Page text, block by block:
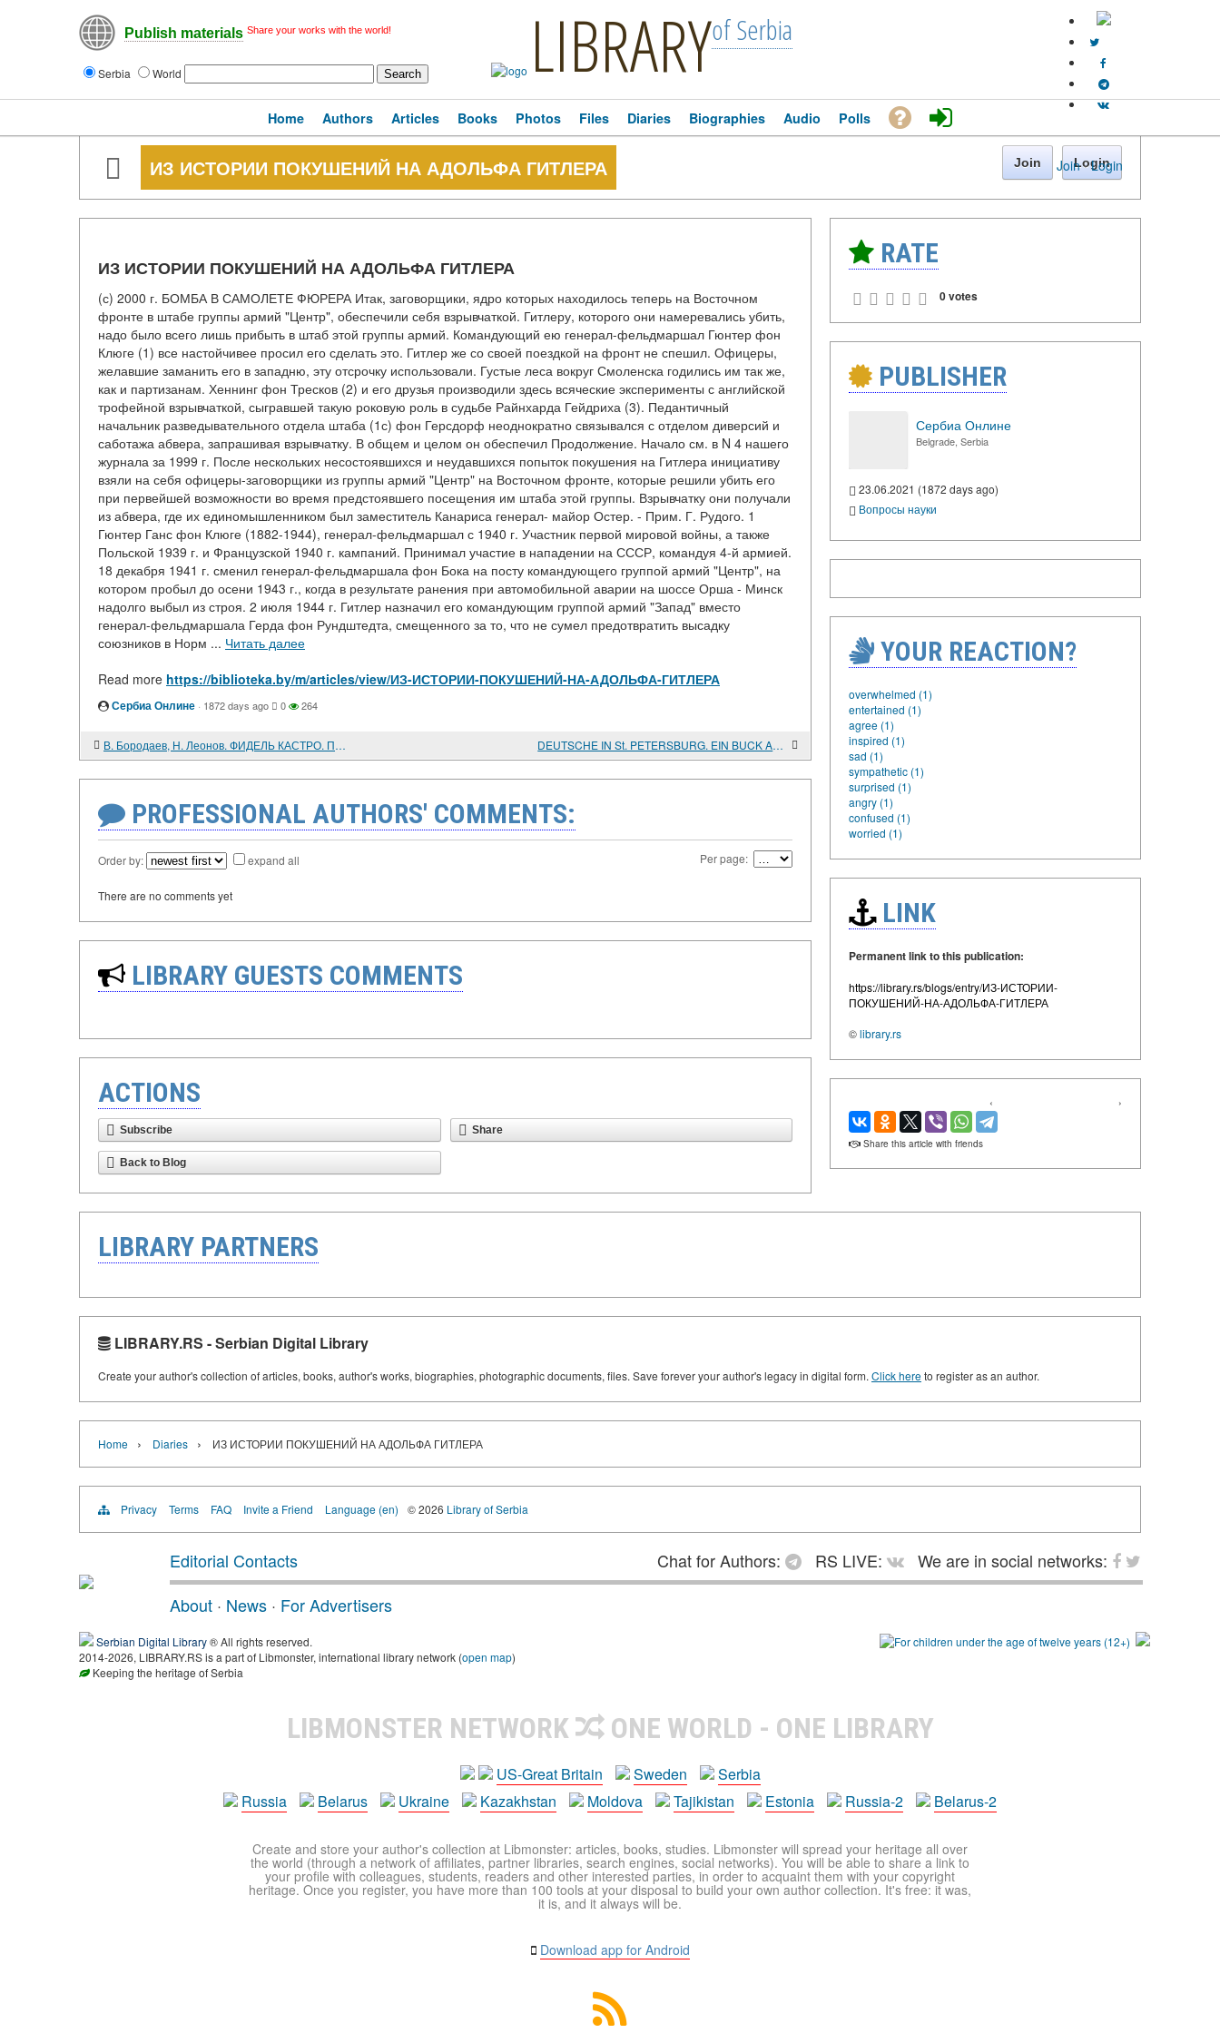
Publish materials Share your works with the world!
Serbia World LIBRARYof Serbia
Join · Login
Home Authors Articles Books Photos Files Diaries Biographies Audio Polls
ИЗ ИСТОРИИ ПОКУШЕНИЙ НА АДОЛЬФА ГИТЛЕРА Join Login
ИЗ ИСТОРИИ ПОКУШЕНИЙ НА АДОЛЬФА ГИТЛЕРА
(с) 2000 г. БОМБА В САМОЛЕТЕ ФЮРЕРА Итак, заговорщики, ядро которых находилось теперь на Восточном
фронте в штабе группы армий "Центр", обеспечили себя взрывчаткой. Гитлеру, которого они намеревались убить,
надо было всего лишь прибыть в штаб этой группы армий. Командующий ею генерал-фельдмаршал Гюнтер фон
Клюге (1) все настойчивее просил его сделать это. Гитлер же со своей поездкой на фронт не спешил. Офицеры,
желавшие заманить его в западню, эту отсрочку использовали. Густые леса вокруг Смоленска годились им так же,
как и партизанам. Хеннинг фон Тресков (2) и его друзья производили здесь всяческие эксперименты с английской
трофейной взрывчаткой, сыгравшей такую роковую роль в судьбе Райнхарда Гейдриха (3). Педантичный
начальник разведывательного отдела штаба (1с) фон Герсдорф неоднократно связывался с отделом диверсий и
саботажа абвера, запрашивая взрывчатку. В общем и целом он обеспечил Продолжение. Начало см. в N 4 нашего
журнала за 1999 г. После нескольких несостоявшихся и неудавшихся попыток покушения на Гитлера инициативу
взяли на себя офицеры-заговорщики из группы армий "Центр" на Восточном фронте, которые решили убить его
при первейшей возможности во время предстоявшего посещения им штаба этой группы. Взрывчатку они получали
из абвера, где их единомышленником был заместитель Канариса генерал- майор Остер. - Прим. Г. Рудого. 1
Гюнтер Ганс фон Клюге (1882-1944), генерал-фельдмаршал с 1940 г. Участник первой мировой войны, а также
Польской 1939 г. и Французской 1940 г. кампаний. Принимал участие в нападении на СССР, командуя 4-й армией.
18 декабря 1941 г. сменил генерал-фельдмаршала фон Бока на посту командующего группой армий "Центр", на
котором пробыл до осени 1943 г., когда в результате ранения при автомобильной аварии на шоссе Орша - Минск
надолго выбыл из строя. 2 июля 1944 г. Гитлер назначил его командующим группой армий "Запад" вместо
генерал-фельдмаршала Герда фон Рундштедта, смещенного за то, что не сумел предотвратить высадку
союзников в Норм ... Читать далее
Read more https://biblioteka.by/m/articles/view/ИЗ-ИСТОРИИ-ПОКУШЕНИЙ-НА-АДОЛЬФА-ГИТЛЕРА
Сербиа Онлине · 1872 days ago 0 264
В. Бородаев, Н. Леонов. ФИДЕЛЬ КАСТРО. ПОЛИТИЧЕСКАЯ БИОГРАФИЯ. М.: изд-во "Терра - Книжный клуб", 1998, 447 с. DEUTSCHE IN St. PETERSBURG. EIN BUCK AUF DEN DEUTSCHEN EVANGELISCH-LUTHERISCHEN SMOLENSKI-FRIEDHOF UND IN DIE EUROPAISCHE KULTURGESCHICHTE
PROFESSIONAL AUTHORS' COMMENTS:
Order by: expand all Per page:
There are no comments yet
LIBRARY GUESTS COMMENTS
ACTIONS
Subscribe Share
Back to Blog
RATE
0 votes
PUBLISHER
Сербиа Онлине
Belgrade, Serbia
23.06.2021 (1872 days ago)
Вопросы науки
YOUR REACTION?
overwhelmed (1)
entertained (1)
agree (1)
inspired (1)
sad (1)
sympathetic (1)
surprised (1)
angry (1)
confused (1)
worried (1)
LINK
Permanent link to this publication:
https://library.rs/blogs/entry/ИЗ-ИСТОРИИ-
ПОКУШЕНИЙ-НА-АДОЛЬФА-ГИТЛЕРА
©library.rs
‹ ›
Share this article with friends
LIBRARY PARTNERS
LIBRARY.RS - Serbian Digital Library
Create your author's collection of articles, books, author's works, biographies, photographic documents, files. Save forever your author's legacy in digital form. Click hereto register as an author.
Home › Diaries › ИЗ ИСТОРИИ ПОКУШЕНИЙ НА АДОЛЬФА ГИТЛЕРА
Privacy Terms FAQ Invite a Friend Language (en) © 2026 Library of Serbia
Editorial Contacts Chat for Authors: RS LIVE:
We are in social networks:
About · News · For Advertisers
Serbian Digital Library® All rights reserved.
2014-2026, LIBRARY.RS is a part of Libmonster, international library network (open map)
Keeping the heritage of Serbia
LIBMONSTER NETWORK ONE WORLD - ONE LIBRARY
US-Great Britain Sweden
Serbia
Russia
Belarus Ukraine Kazakhstan Moldova Tajikistan Estonia Russia-2 Belarus-2
Create and store your author's collection at Libmonster: articles, books, studies. Libmonster will spread your heritage all over
the world (through a network of affiliates, partner libraries, search engines, social networks). You will be able to share a link to
your profile with colleagues, students, readers and other interested parties, in order to acquaint them with your copyright
heritage. Once you register, you have more than 100 tools at your disposal to build your own author collection. It's free: it was,
it is, and it always will be.
Download app for Android